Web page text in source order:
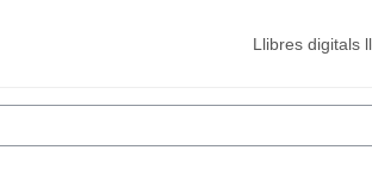
Llibres digitals